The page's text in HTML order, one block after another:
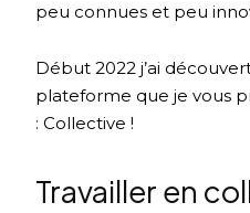
peu connues et peu
Début 2022 j’ai
plateforme que je vous
: Collective !
Travailler en